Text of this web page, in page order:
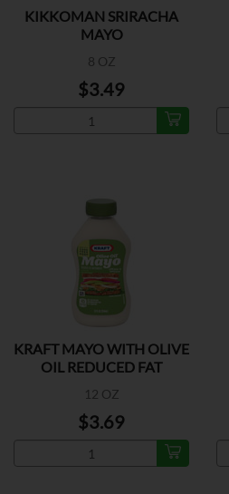
KIKKOMAN SRIRACHA
MAYO
8 OZ
$3.49
KRAFT MAYO WITH OLIVE
OIL REDUCED FAT
12 OZ
$3.69